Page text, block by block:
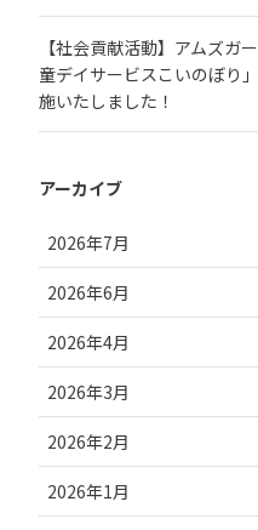
【社会貢献活動】アムズガ
童デイサービスこいのぼり
施いたしました！
アーカイブ
2026年7月
2026年6月
2026年4月
2026年3月
2026年2月
2026年1月